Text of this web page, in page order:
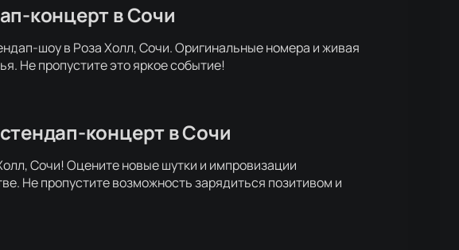
концерт в Сочи
шоу в Роза Холл, Сочи. Оригинальные номера и живая
Не пропустите это яркое событие!
концерт в Сочи
Сочи! Оцените новые шутки и импровизации
Не пропустите возможность зарядиться позитивом и